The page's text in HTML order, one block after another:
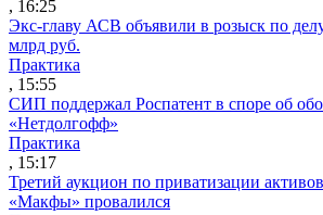
, 16:25
Экс-главу АСВ объявили в розыск по
млрд руб.
Практика
, 15:55
СИП поддержал Роспатент в споре об
«Нетдолгофф»
Практика
, 15:17
Третий аукцион по приватизации
«Макфы» провалился